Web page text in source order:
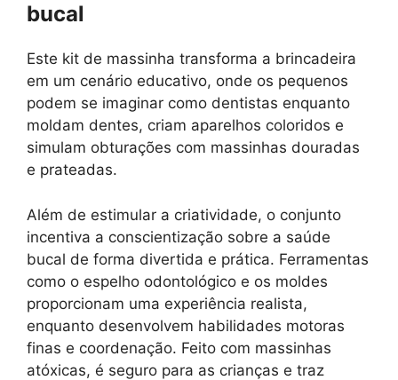
bucal
Este kit de massinha transforma a brincadeira
em um cenário educativo, onde os pequenos
podem se imaginar como dentistas enquanto
moldam dentes, criam aparelhos coloridos e
simulam obturações com massinhas douradas
e prateadas.
Além de estimular a criatividade, o conjunto
incentiva a conscientização sobre a saúde
bucal de forma divertida e prática. Ferramentas
como o espelho odontológico e os moldes
proporcionam uma experiência realista,
enquanto desenvolvem habilidades motoras
finas e coordenação. Feito com massinhas
atóxicas, é seguro para as crianças e traz